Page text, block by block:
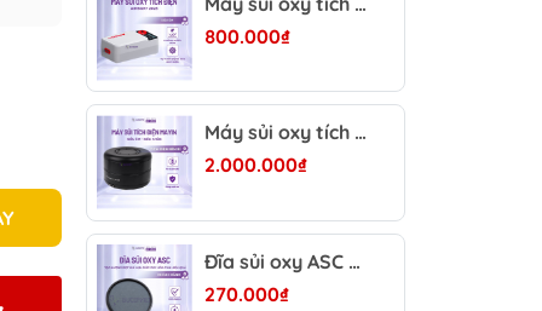
800.000₫
Máy sủi oxy tích điện Mayin 6W - Tự chạy khi mất điện, chống chai pin, siêu êm 28dB, pin 5200mAh hồ cá
2.000.000₫
Đĩa sủi oxy ASC 20cm-30cm - Mặt đá viền nhựa, tự chìm, tạo bọt mịn cho hồ cá Koi và hồ cá cảnh
270.000₫